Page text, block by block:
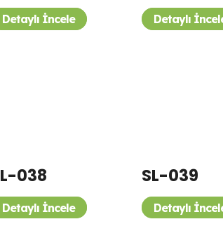
Detaylı İncele Detaylı
038
Detaylı İncele
SL-039
Detaylı